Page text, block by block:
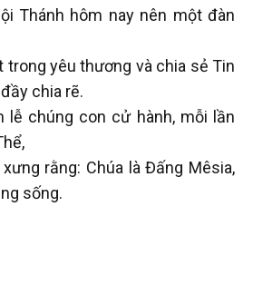
Thánh hôm nay nên một đàn
trong yêu thương và chia sẻ Tin
chia rẽ.
lễ chúng con cử hành, mỗi lần
rằng: Chúa là Đấng Mêsia,
sống.